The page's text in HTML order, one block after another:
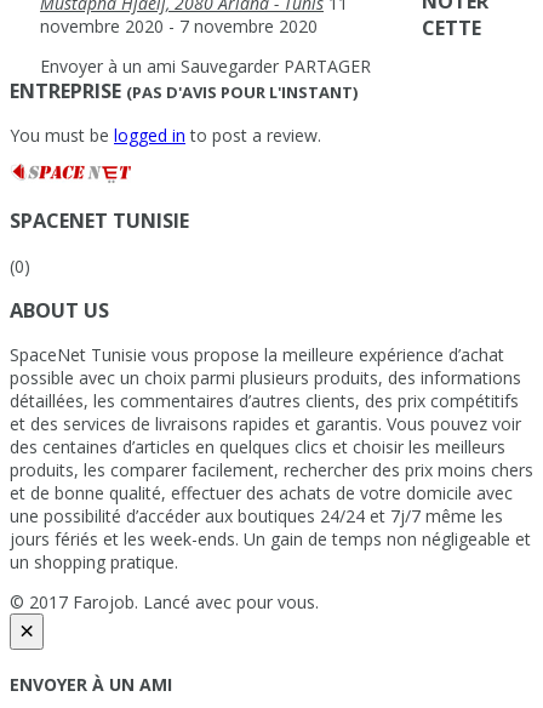
novembre 2020 - 7 novembre 2020
Envoyer à un ami Sauvegarder PARTAGER
CETTE
ENTREPRISE (PAS D'AVIS POUR L'INSTANT)
You must be logged in to post a review.
SPACENET TUNISIE
(0)
ABOUT US
SpaceNet Tunisie vous propose la meilleure expérience d’achat
possible avec un choix parmi plusieurs produits, des informations
détaillées, les commentaires d’autres clients, des prix compétitifs
et des services de livraisons rapides et garantis. Vous pouvez voir
des centaines d’articles en quelques clics et choisir les meilleurs
produits, les comparer facilement, rechercher des prix moins chers
et de bonne qualité, effectuer des achats de votre domicile avec
une possibilité d’accéder aux boutiques 24/24 et 7j/7 même les
jours fériés et les week-ends. Un gain de temps non négligeable et
un shopping pratique.
© 2017 Farojob. Lancé avec pour vous.
×
ENVOYER À UN AMI